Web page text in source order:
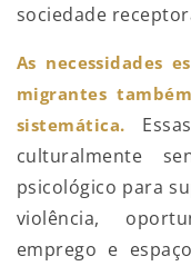
sociedade
As necessidades
migrantes
sistemática.
culturalmente
psicológico para
violência,
emprego e